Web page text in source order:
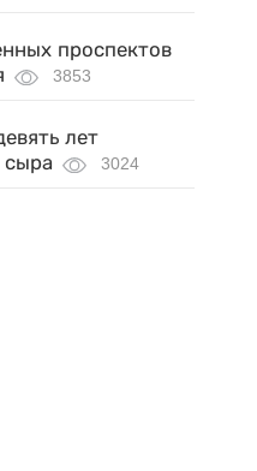
проспектов
3853
лет
сыра
3024